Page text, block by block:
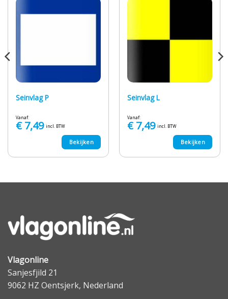
Seinvlag P
Vanaf:
€7,49 incl. BTW
Bekijken
Seinvlag L
Vanaf:
€7,49 incl. BTW
Bekijken
Vlagonline
Sanjesfjild 21
9062 HZ Oentsjerk, Nederland